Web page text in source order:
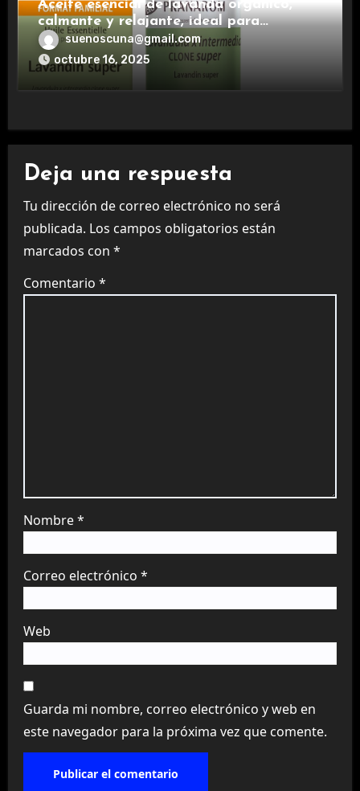
Aceite esencial de lavanda orgánico,
calmante y relajante, ideal para
aromaterapia.
suenoscuna@gmail.com
octubre 16, 2025
Deja una respuesta
Tu dirección de correo electrónico no será
publicada. Los campos obligatorios están
marcados con *
Comentario *
Nombre*
Correo electrónico *
Web
Guarda mi nombre, correo electrónico y web en
este navegador para la próxima vez que comente.